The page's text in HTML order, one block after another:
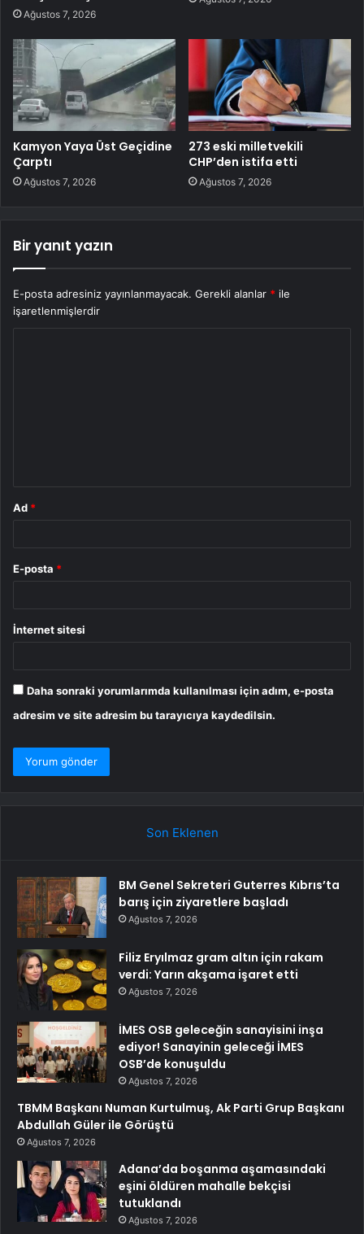
Ağustos 7, 2026
Kamyon Yaya Üst Geçidine
Çarptı
Ağustos 7, 2026
273 eski milletvekili
CHP’den istifa etti
Ağustos 7, 2026
Bir yanıt yazın
E-posta adresiniz yayınlanmayacak. Gerekli alanlar * ile
işaretlenmişlerdir
Ad *
E-posta *
İnternet sitesi
Daha sonraki yorumlarımda kullanılması için adım, e-posta
adresim ve site adresim bu tarayıcıya kaydedilsin.
Son Eklenen
BM Genel Sekreteri Guterres Kıbrıs’ta
barış için ziyaretlere başladı
Ağustos 7, 2026
Filiz Eryılmaz gram altın için rakam
verdi: Yarın akşama işaret etti
Ağustos 7, 2026
İMES OSB geleceğin sanayisini inşa
ediyor! Sanayinin geleceği İMES
OSB’de konuşuldu
Ağustos 7, 2026
TBMM Başkanı Numan Kurtulmuş, Ak Parti Grup Başkanı
Abdullah Güler ile Görüştü
Ağustos 7, 2026
Adana’da boşanma aşamasındaki
eşini öldüren mahalle bekçisi
tutuklandı
Ağustos 7, 2026